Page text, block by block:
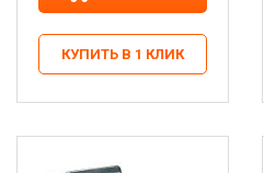
КУПИТЬ В 1 КЛИК